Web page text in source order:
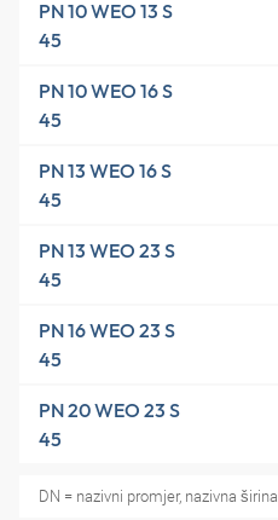
PN 10 WEO 13 S
45
PN 10 WEO 16 S
45
PN 13 WEO 16 S
45
PN 13 WEO 23 S
45
PN 16 WEO 23 S
45
PN 20 WEO 23 S
45
DN = nazivni promjer, nazivna širina